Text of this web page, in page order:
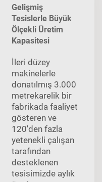
Gelişmiş
Tesislerle Büyük
Ölçekli Üretim
Kapasitesi
İleri düzey
makinelerle
donatılmış 3.000
metrekarelik bir
fabrikada faaliyet
gösteren ve
120'den fazla
yetenekli çalışan
tarafından
desteklenen
tesisimizde aylık